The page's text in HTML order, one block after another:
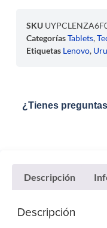
SKU
CategoríasTablets,
Etiquetas Lenovo,
¿Tienes
Descripción
Descripción